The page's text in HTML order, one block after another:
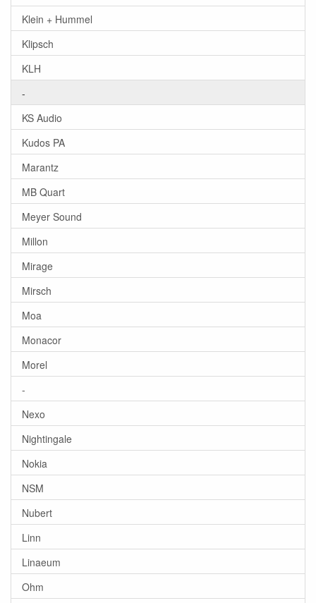
Klein + Hummel
Klipsch
KLH
-
KS Audio
Kudos PA
Marantz
MB Quart
Meyer Sound
Millon
Mirage
Mirsch
Moa
Monacor
Morel
-
Nexo
Nightingale
Nokia
NSM
Nubert
Linn
Linaeum
Ohm